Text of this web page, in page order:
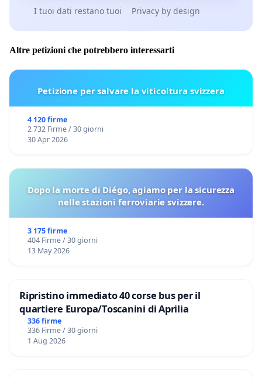
I tuoi dati restano tuoi Privacy by design
Altre petizioni che potrebbero interessarti
Petizione per salvare la viticoltura svizzera
4 120 firme
2 732 Firme / 30 giorni
30 Apr 2026
Dopo la morte di Diégo, agiamo per la sicurezza
nelle stazioni ferroviarie svizzere.
3 175 firme
404 Firme / 30 giorni
13 May 2026
Ripristino immediato 40 corse bus per il
quartiere Europa/Toscanini di Aprilia
336 firme
336 Firme / 30 giorni
1 Aug 2026